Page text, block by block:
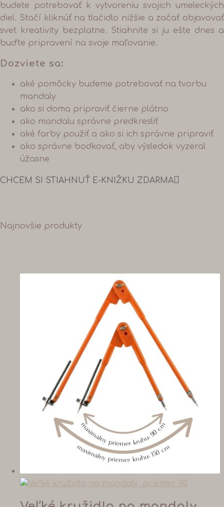
budete potrebovať k vytvoreniu svojich umeleckých
diel. Stačí kliknúť na tlačidlo nižšie a začať objavovať
svet kreativity bezplatne. Stiahnite si ju ešte dnes a
buďte pripravení na svoje maľovanie.
Dozviete sa:
aké pomôcky budeme potrebovať na tvorbu
mandaly
ako si doma pripraviť čierne plátno
ako mandalu správne predkresliť
aké farby použiť a ako si ich správne pripraviť
ako správne bodkovať, aby výsledok vyzeral
úžasne
CHCEM SI STIAHNUŤ E-KNIŽKU ZDARMA
Najnovšie produkty